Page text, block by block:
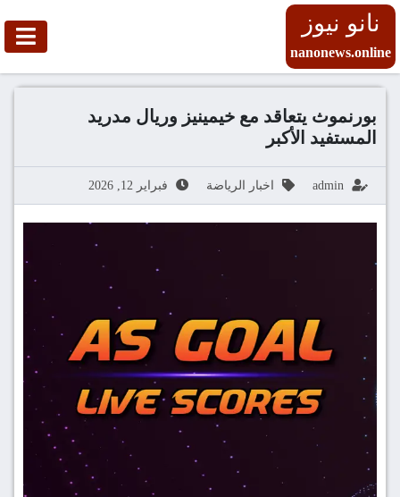
نانو نيوز
nanonews.online
بورنموث يتعاقد مع خيمينيز وريال مدريد
المستفيد الأكبر
admin اخبار الرياضة فبراير 12, 2026